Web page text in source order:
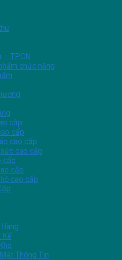
– TPCN
chức năng
cấp
cấp
cao cấp
cao cấp
cấp
cấp
cao cấp
Kế
Thông Tin